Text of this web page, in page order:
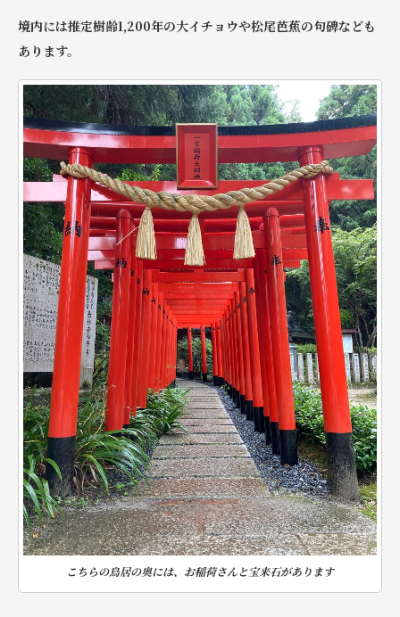
境内には推定樹齢1,200年の大イチョウや松尾芭蕉の句碑なども
あります。
こちらの鳥居の奥には、お稲荷さんと宝来石があります